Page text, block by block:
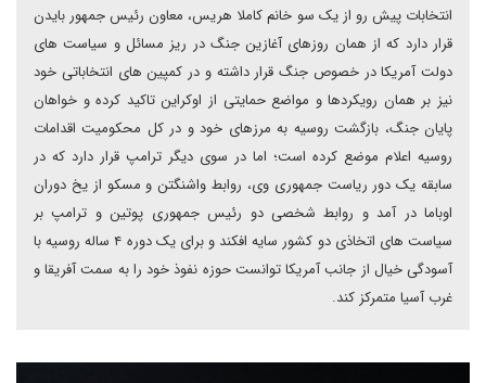
انتخابات پیش رو از یک سو خانم کاملا هریس، معاون رئیس جمهور بایدن
قرار دارد که از همان روزهای آغازین جنگ در ریز مسائل و سیاست های
دولت آمریکا در خصوص جنگ قرار داشته و در کمپین های انتخاباتی خود
نیز بر همان رویکردها و مواضع حمایتی از اوکراین تاکید کرده و خواهان
پایان جنگ، بازگشت روسیه به مرزهای خود و در کل محکومیت اقدامات
روسیه اعلام موضع کرده است؛ اما در سوی دیگر ترامپ قرار دارد که در
سابقه یک دور ریاست جمهوری وی، روابط واشنگتن و مسکو از یخ دوران
اوباما در آمد و روابط شخصی دو رئیس جمهوری پوتین و ترامپ بر
سیاست های اتخاذی دو کشور سایه افکند و برای یک دوره ۴ ساله روسیه با
آسودگی خیال از جانب آمریکا توانست حوزه نفوذ خود را به سمت آفریقا و
غرب آسیا متمرکز کند.